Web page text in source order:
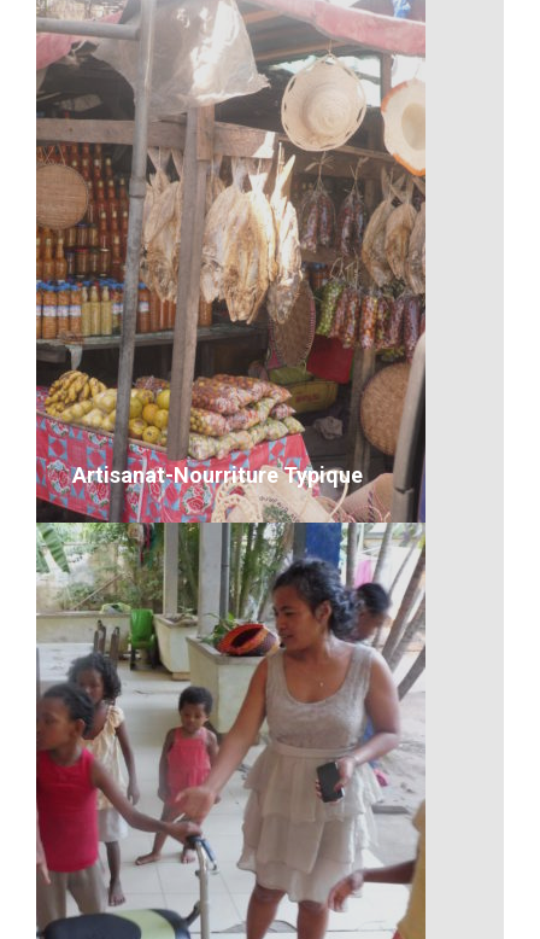
Les missions à Madagascar
desc
VOIR LE DÉTAIL
Artisanat-Nourriture Typique
Artisanat-Nourriture Typique